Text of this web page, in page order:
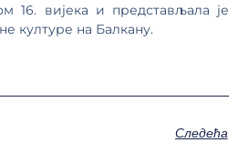
16. вијека и представљала је
културе на Балкану.
Следећа